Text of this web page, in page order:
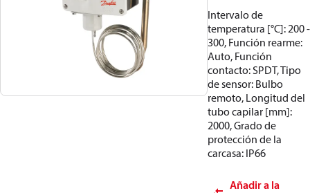
Intervalo de
temperatura [°C]: 200 -
300, Función rearme:
Auto, Función
contacto: SPDT, Tipo
de sensor: Bulbo
remoto, Longitud del
tubo capilar [mm]:
2000, Grado de
protección de la
carcasa: IP66
Añadir a la